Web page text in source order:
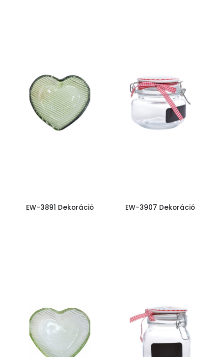
EW-3891 Dekoráció EW-3907 Dekoráció